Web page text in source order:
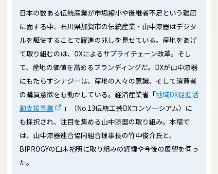
日本の数ある伝統産業が市場縮小や後継者不足という難局
に面する中、石川県加賀市の伝統産業・山中漆器はデジタ
ルを駆使することで躍進の兆しを見せている。産地をあげ
て取り組むのは、DXによるサプライチェーン改革。そし
て、産地の価値を高めるブランディングだ。DXが山中漆器
にもたらすシナジーは、産地の人々の意識、そして消費者
の購買意欲をも動かしている。経済産業省「地域DX促進活
動支援事業
」（No.13伝統工芸DXコンソーシアム）に
も採択され、注目を集める山中漆器の取り組み。本稿で
は、山中漆器連合協同組合理事長の竹中俊介氏と、
BIPROGYの臼木裕明に取り組みの経緯や今後の展望を伺っ
た。